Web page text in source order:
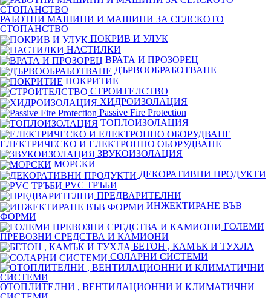
РАБОТНИ МАШИНИ И МАШИНИ ЗА СЕЛСКОТО
СТОПАНСТВО
ПОКРИВ И УЛУК
НАСТИЛКИ
ВРАТА И ПРОЗОРЕЦ
ДЪРВООБРАБОТВАНЕ
ПОКРИТИЕ
СТРОИТЕЛСТВО
ХИДРОИЗОЛАЦИЯ
Passive Fire Protection
ТОПЛОИЗОЛАЦИЯ
ЕЛЕКТРИЧЕСКО И ЕЛЕКТРОННО ОБОРУДВАНЕ
ЗВУКОИЗОЛАЦИЯ
МОРСКИ
ДЕКОРАТИВНИ ПРОДУКТИ
PVC ТРЪБИ
ПРЕДВАРИТЕЛНИ
ИНЖЕКТИРАНЕ ВЪВ
ФОРМИ
ГОЛЕМИ
ПРЕВОЗНИ СРЕДСТВА И КАМИОНИ
БЕТОН , КАМЪК И ТУХЛА
СОЛАРНИ СИСТЕМИ
ОТОПЛИТЕЛНИ , ВЕНТИЛАЦИОННИ И КЛИМАТИЧНИ